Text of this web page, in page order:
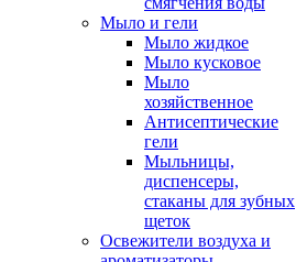
Мыло и гели
Мыло жидкое
Мыло кусковое
Мыло
хозяйственное
Антисептические
гели
Мыльницы,
диспенсеры,
стаканы для зубных
щеток
Освежители воздуха и